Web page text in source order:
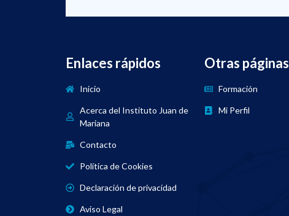
Enlaces rápidos
Inicio
Acerca del Instituto Juan de
Mariana
Contacto
Política de Cookies
Declaración de privacidad
Aviso Legal
Otras páginas
Formación
Mi Perfil